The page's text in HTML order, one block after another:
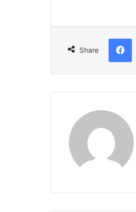
c
e
o
o
k
st
o
d
o
n
Share